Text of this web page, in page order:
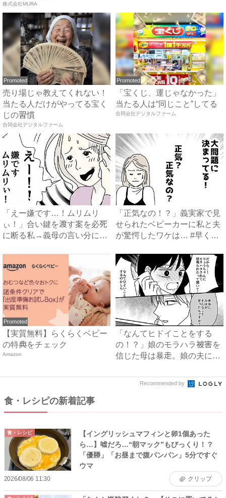
株式会社MURA
Promoted
売り場じゃ教えてくれない！
当たる人だけがやってる宝く
じの習慣
合同会社デジタルファーム
Promoted
「宝くじ、運じゃなかった」
当たる人は“同じこと”してる
合同会社デジタルファーム
「えー嫌です…！ムリムリ
ぃ！」合い鍵を渡す案を必死
に断る私→義母の言い分にあ
「正気なの！？」義実家で見
せられたベビーカーに私と夫
が驚愕したワケは… #早く
Promoted
【実質無料】らくらくベビー
の特典をチェック
Amazon
「なんてヒドイことをする
の！？」娘のモラハラ被害を
信じた母は暴走。娘の夫に電
Recommended by
食・レシピの新着記事
食・レシピ
【イングリッシュマフィンと卵1個あった
ら…】嘘だろ…“朝マック”もびっくり！？
「優勝」「お昼まで腹パンパン」5分ですぐ
ウマ
2026/08/06 11:30 クリップ